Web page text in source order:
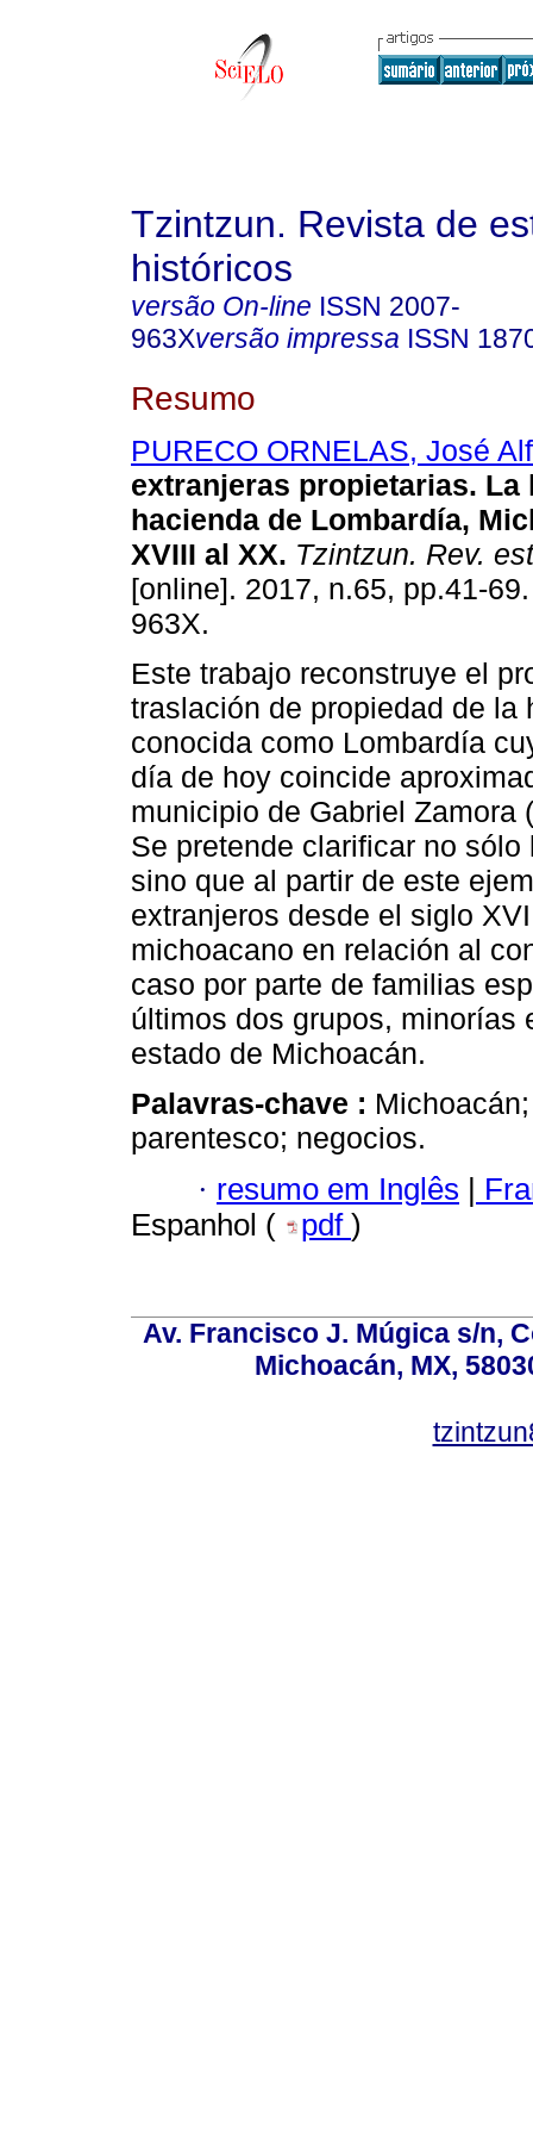
Tzintzun. Revista de
históricos
versão On-line ISSN 2007-
963Xversão impressa ISSN
Resumo
PURECO ORNELAS, José
extranjeras propietarias. La
hacienda de Lombardía,
XVIII al XX. Tzintzun. Rev.
[online]. 2017, n.65, pp.41-
963X.
Este trabajo reconstruye el
traslación de propiedad de la
conocida como Lombardía
día de hoy coincide
municipio de Gabriel Zamora
Se pretende clarificar no
sino que al partir de este
extranjeros desde el siglo
michoacano en relación al
caso por parte de familias
últimos dos grupos, minorías
estado de Michoacán.
Palavras-chave :
parentesco; negocios.
· resumo em Inglês |
Espanhol (
pdf )
Av. Francisco J. Múgica s/n,
Michoacán, MX,